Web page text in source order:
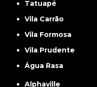
Tatuapé
Vila Carrão
Vila Formosa
Vila Prudente
Água Rasa
Alphaville